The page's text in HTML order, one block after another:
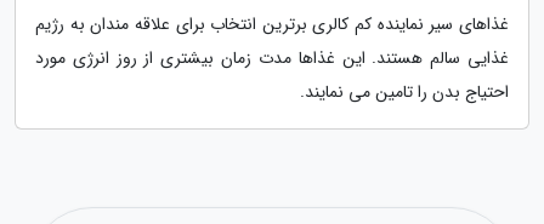
غذاهای سیر نماینده کم کالری برترین انتخاب برای علاقه مندان به رژیم
غذایی سالم هستند. این غذاها مدت زمان بیشتری از روز انرژی مورد
احتیاج بدن را تامین می نمایند.